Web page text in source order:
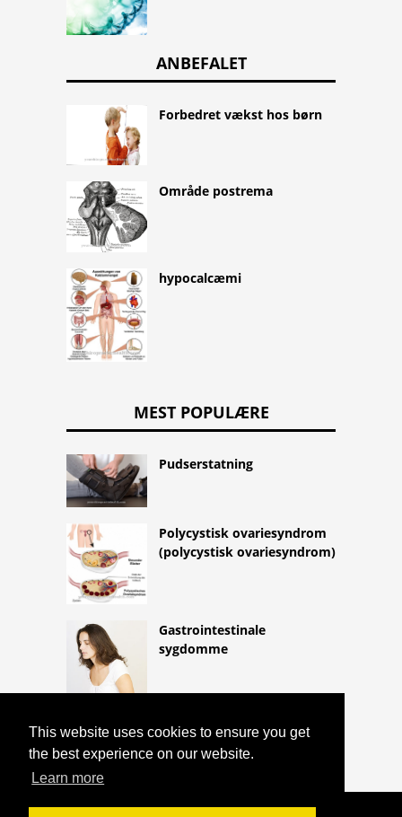
This website uses cookies to ensure you get
the best experience on our website.
Learn more
ANBEFALET
Forbedret vækst hos børn
Område postrema
hypocalcæmi
MEST POPULÆRE
Pudserstatning
Polycystisk ovariesyndrom
(polycystisk ovariesyndrom)
Gastrointestinale
sygdomme